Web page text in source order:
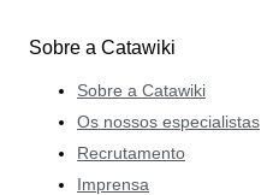
Sobre a Catawiki
Sobre a Catawiki
Os nossos especialistas
Recrutamento
Imprensa